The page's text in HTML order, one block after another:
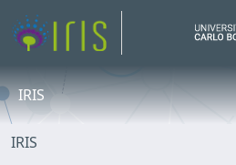
IRIS
IRIS